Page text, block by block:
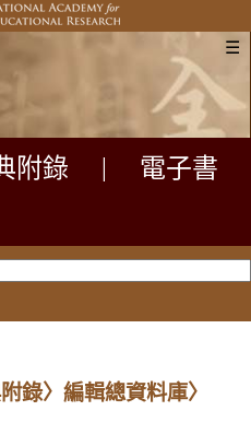
☰
附錄
電子書
錄〉編輯總資料庫〉